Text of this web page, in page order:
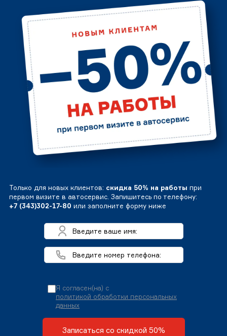
Только для новых клиентов: скидка 50% на работы при
первом визите в автосервис. Запишитесь по телефону:
+7 (343)302-17-80 или заполните форму ниже
Я согласен(на) с
политикой обработки персональных
данных
Записаться со скидкой 50%